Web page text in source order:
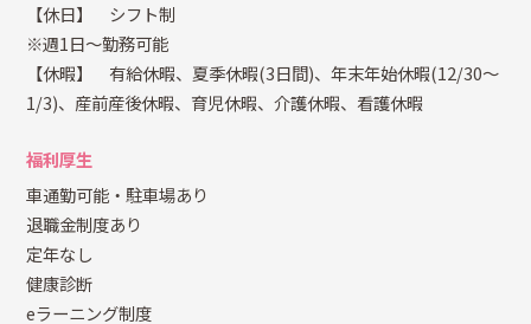
【休日】 シフト制
※週1日～勤務可能
【休暇】 有給休暇、夏季休暇(3日間)、年末年始休暇(12/30～
1/3)、産前産後休暇、育児休暇、介護休暇、看護休暇
福利厚生
車通勤可能・駐車場あり
退職金制度あり
定年なし
健康診断
eラーニング制度